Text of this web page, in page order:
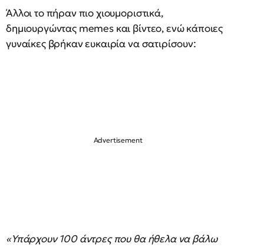
Άλλοι το πήραν πιο χιουμοριστικά,
δημιουργώντας memes και βίντεο, ενώ κάποιες
γυναίκες βρήκαν ευκαιρία να σατιρίσουν:
«Υπάρχουν 100 άντρες που θα ήθελα να βάλω